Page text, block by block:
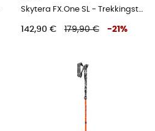
Skytera FX.One SL - Trekkingstöcke
142,90 € 179,90 € -21 %